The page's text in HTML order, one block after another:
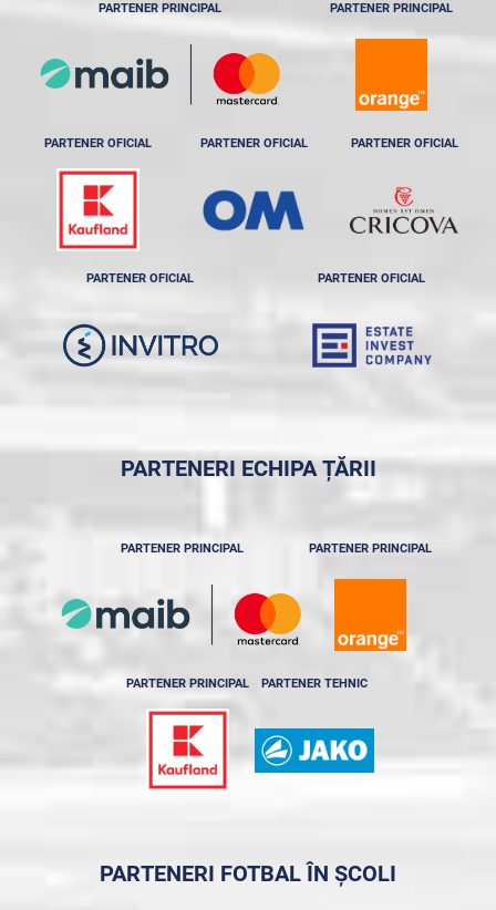
PARTENER PRINCIPAL PARTENER PRINCIPAL
PARTENER OFICIAL PARTENER OFICIAL PARTENER OFICIAL
PARTENER OFICIAL PARTENER OFICIAL
PARTENERI ECHIPA ȚĂRII
PARTENER PRINCIPAL PARTENER PRINCIPAL
PARTENER PRINCIPAL PARTENER TEHNIC
PARTENERI FOTBAL ÎN ȘCOLI